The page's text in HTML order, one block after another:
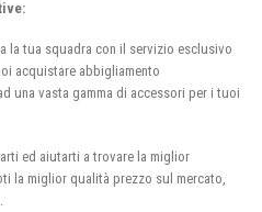
la tua squadra con il servizio esclusivo
acquistare abbigliamento
una vasta gamma di accessori per i tuoi
ed aiutarti a trovare la miglior
la miglior qualità prezzo sul mercato,